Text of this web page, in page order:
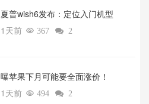
夏普wish6发布：定位入门机型
1天前  367  2
曝苹果下月可能要全面涨价！
1天前  494  2